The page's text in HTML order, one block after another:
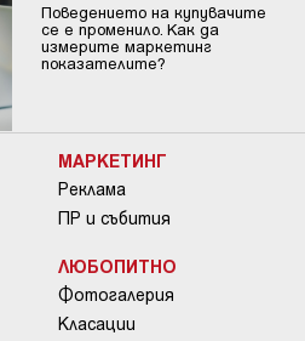
Поведението на купувачите
се е променило. Как да
измерите маркетинг
показателите?
МАРКЕТИНГ
Реклама
ПР и събития
ЛЮБОПИТНО
Фотогалерия
Класации